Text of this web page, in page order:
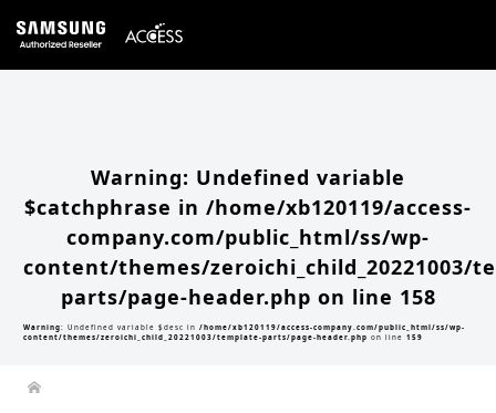
Warning : Attempt to read property "slug" on null in
company.com/public_html/ss/wp-content/themes/zeroichi_child_20221003/single.php
Warning: Undefined variable
$catchphrase in /home/xb120119/access-
company.com/public_html/ss/wp-
content/themes/zeroichi_child_20221003/
parts/page-header.php on line 158
Warning: Undefined variable $desc in /home/xb120119/access-company.com/public_html/ss/wp-
content/themes/zeroichi_child_20221003/template-parts/page-header.php on line 159